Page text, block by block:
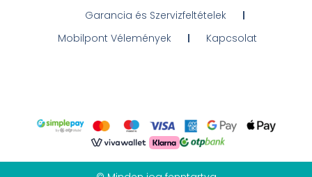
Garancia és Szervizfeltételek
Mobilpont Vélemények
Kapcsolat